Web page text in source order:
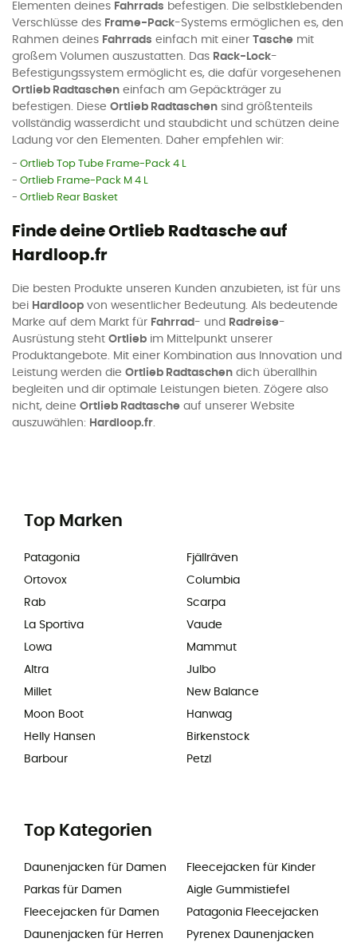
Elementen deines Fahrrads befestigen. Die selbstklebenden
Verschlüsse des Frame-Pack-Systems ermöglichen es, den
Rahmen deines Fahrrads einfach mit einer Tasche mit
großem Volumen auszustatten. Das Rack-Lock-
Befestigungssystem ermöglicht es, die dafür vorgesehenen
Ortlieb Radtaschen einfach am Gepäckträger zu
befestigen. Diese Ortlieb Radtaschen sind größtenteils
vollständig wasserdicht und staubdicht und schützen deine
Ladung vor den Elementen. Daher empfehlen wir:
- Ortlieb Top Tube Frame-Pack 4 L
- Ortlieb Frame-Pack M 4 L
- Ortlieb Rear Basket
Finde deine Ortlieb Radtasche auf
Hardloop.fr
Die besten Produkte unseren Kunden anzubieten, ist für uns
bei Hardloop von wesentlicher Bedeutung. Als bedeutende
Marke auf dem Markt für Fahrrad- und Radreise-
Ausrüstung steht Ortlieb im Mittelpunkt unserer
Produktangebote. Mit einer Kombination aus Innovation und
Leistung werden die Ortlieb Radtaschen dich überallhin
begleiten und dir optimale Leistungen bieten. Zögere also
nicht, deine Ortlieb Radtasche auf unserer Website
auszuwählen: Hardloop.fr
Top Marken
Patagonia
Ortovox
Rab
La Sportiva
Lowa
Altra
Millet
Moon Boot
Helly Hansen
Barbour
Fjällräven
Columbia
Scarpa
Vaude
Mammut
Julbo
New Balance
Hanwag
Birkenstock
Petzl
Top Kategorien
Daunenjacken für Damen
Parkas für Damen
Fleecejacken für Damen
Daunenjacken für Herren
Fleecejacken für Kinder
Aigle Gummistiefel
Patagonia Fleecejacken
Pyrenex Daunenjacken